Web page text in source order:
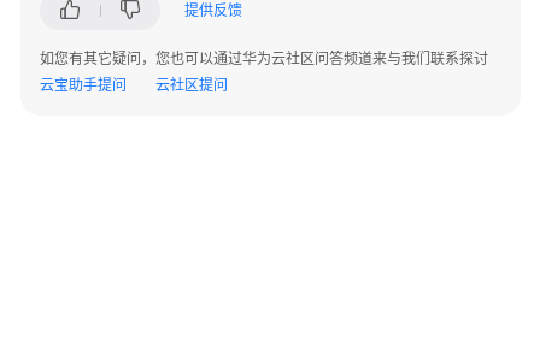
发
指
提供反馈
如您有其它疑问，您也可以通过华为云社区问答频道来与我们联系探讨
云宝助手提问
云社区提问